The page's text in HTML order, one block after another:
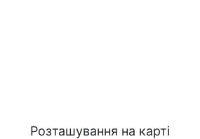
Розташування на карті